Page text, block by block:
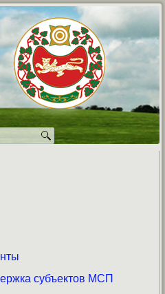
субъектов МСП